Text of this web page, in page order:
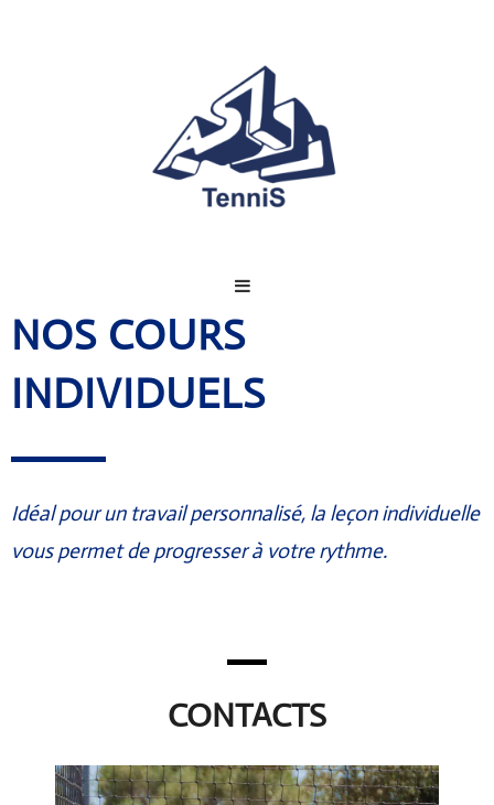
CENTER
NOS COURS
INDIVIDUELS
Idéal pour un travail personnalisé, la leçon individuelle
vous permet de progresser à votre rythme.
CONTACTS